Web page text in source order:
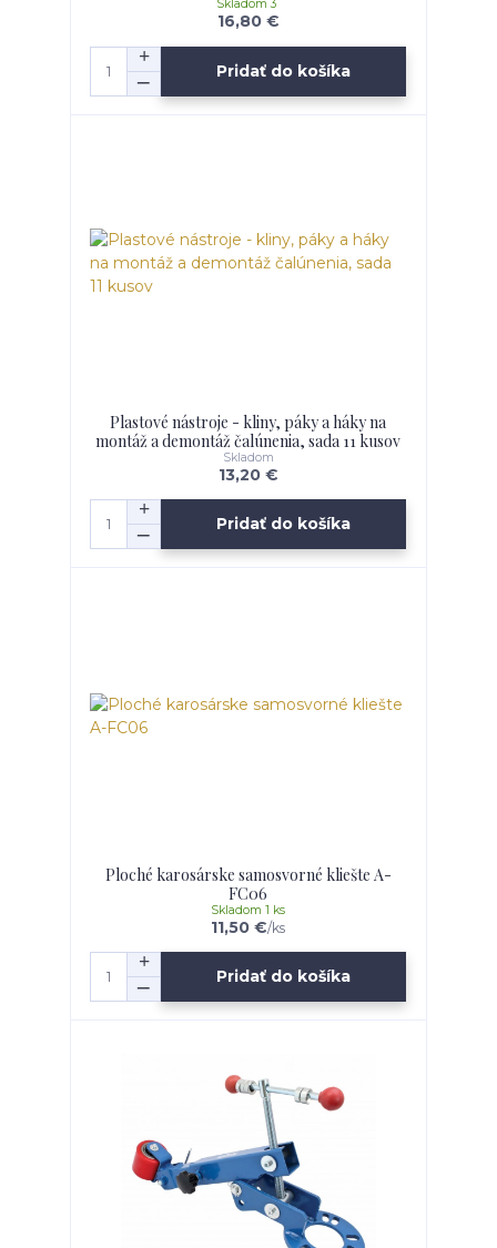
16,80 €
Skladom 3
Pridať do košíka
Plastové nástroje - kliny, páky a háky na
montáž a demontáž čalúnenia, sada 11 kusov
13,20 €
Skladom
Pridať do košíka
Ploché karosárske samosvorné kliešte A-
FC06
11,50 €/ks
Skladom 1 ks
Pridať do košíka